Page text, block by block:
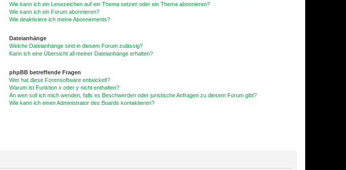
Wie kann ich ein Lesezeichen auf ein Thema setzen oder ein Thema abonnieren?
Wie kann ich ein Forum abonnieren?
Wie deaktiviere ich meine Abonnements?
Dateianhänge
Welche Dateianhänge sind in diesem Forum zulässig?
Kann ich eine Übersicht all meiner Dateianhänge erhalten?
phpBB betreffende Fragen
Wer hat diese Forensoftware entwickelt?
Warum ist Funktion x oder y nicht enthalten?
An wen soll ich mich wenden, falls es Beschwerden oder juristische Anfragen zu diesem Forum gibt?
Wie kann ich einen Administrator des Boards kontaktieren?